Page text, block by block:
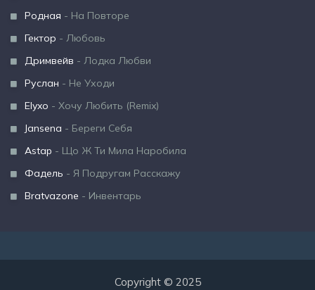
Родная - На Повторе
Гектор - Любовь
Дримвейв - Лодка Любви
Руслан - Не Уходи
Elyxo - Хочу Любить (Remix)
Jansena - Береги Себя
Astap - Що Ж Ти Мила Наробила
Фадель - Я Подругам Расскажу
Bratvazone - Инвентарь
Copyright © 2025